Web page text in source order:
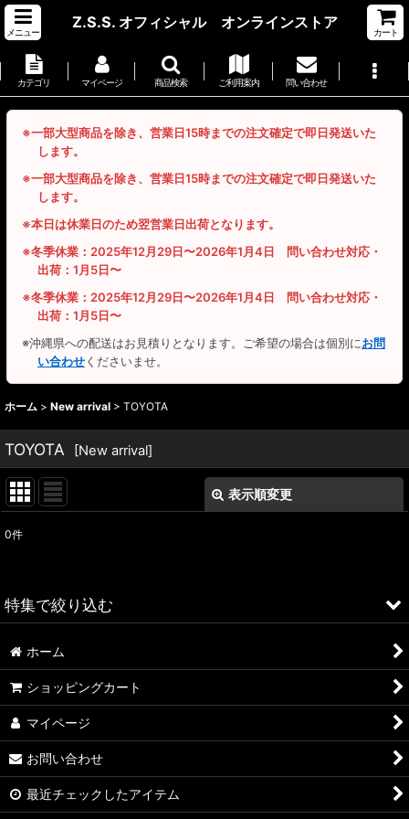
メニュー
Z.S.S. オフィシャル オンラインストア
カート
カテゴリ マイページ 商品検索 ご利用案内 問い合わせ
※一部大型商品を除き、営業日15時までの注文確定で即日発送いた
します。
※一部大型商品を除き、営業日15時までの注文確定で即日発送いた
します。
※本日は休業日のため翌営業日出荷となります。
※冬季休業：2025年12月29日〜2026年1月4日 問い合わせ対応・
出荷：1月5日〜
※冬季休業：2025年12月29日〜2026年1月4日 問い合わせ対応・
出荷：1月5日〜
※沖縄県への配送はお見積りとなります。ご希望の場合は個別にお問
い合わせくださいませ。
ホーム > New arrival > TOYOTA
TOYOTA [New arrival]
表示順変更
並び順:
0件
特集で絞り込む
ALFA ROMEO > 156
ALFA ROMEO > 147
ALFA ROMEO > 159
A4
ホーム
ショッピングカート
マイページ
お問い合わせ
最近チェックしたアイテム